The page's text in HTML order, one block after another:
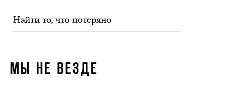
МЫ НЕ ВЕЗДЕ